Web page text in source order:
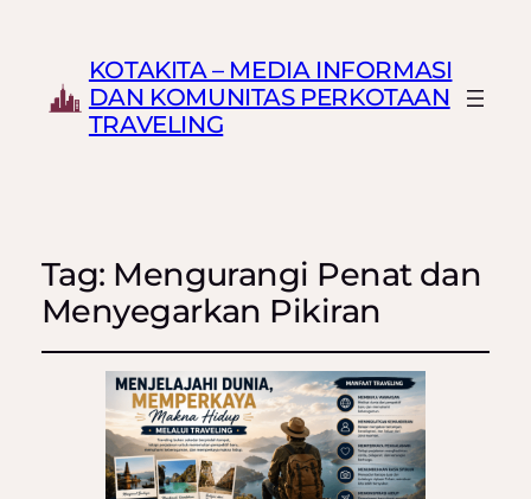
KOTAKITA – MEDIA INFORMASI
DAN KOMUNITAS PERKOTAAN
TRAVELING
Tag: Mengurangi Penat dan
Menyegarkan Pikiran